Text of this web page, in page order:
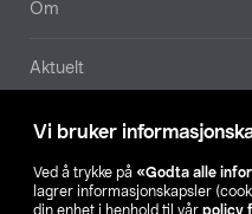
Vi bruker
Ved å trykke på «Godta alle
lagrer informasjonskapsler
din enhet i henhold til vår policy
Om
Aktuelt
Våre selskaper